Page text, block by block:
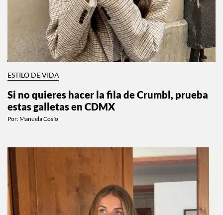
ESTILO DE VIDA
Si no quieres hacer la fila de Crumbl, prueba
estas galletas en CDMX
Por: Manuela Cosío